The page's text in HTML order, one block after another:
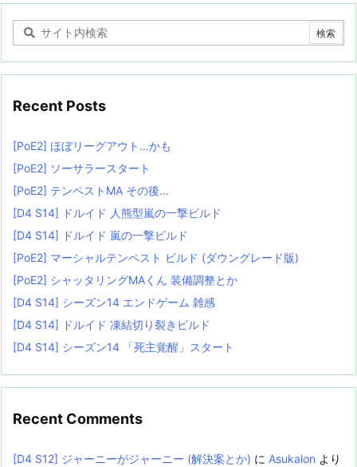
Recent Posts
[PoE2] ほぼリーグアウト…かも
[PoE2] ソーサラースタート
[PoE2] テンペストMA その後…
[D4 S14] ドルイド 人熊型嵐の一撃ビルド
[D4 S14] ドルイド 嵐の一撃ビルド
[PoE2] マーシャルテンペスト ビルド (ダウングレード版)
[PoE2] シャッタリングMAくん 装備調整とか
[D4 S14] シーズン14 エンドゲーム 雑感
[D4 S14] ドルイド 凍結切り裂きビルド
[D4 S14] シーズン14 「死主覚醒」スタート
Recent Comments
[D4 S12] ジャーニーがジャーニー (解決案とか) に Asukalon より